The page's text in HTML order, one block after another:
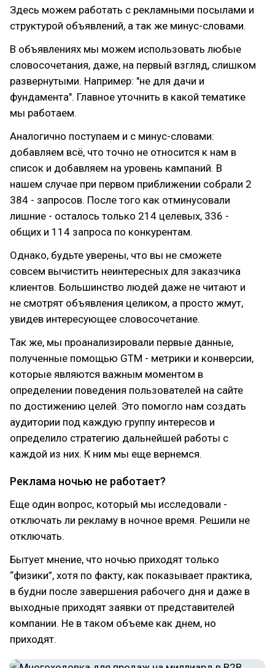
Здесь можем работать с рекламными посылами и
структурой объявлений, а так же минус-словами.
В объявлениях мы можем использовать любые
словосочетания, даже, на первый взгляд, слишком
развернутыми. Например: "не для дачи и
фундамента". Главное уточнить в какой тематике
мы работаем.
Аналогично поступаем и с минус-словами:
добавляем всё, что точно не относится к нам в
список и добавляем на уровень кампаний. В
нашем случае при первом приближении собрали 2
384 - запросов. После того как отминусовали
лишние - осталось только 214 целевых, 336 -
общих и 114 запроса по конкурентам.
Однако, будьте уверены, что вы не сможете
совсем вычистить неинтересных для заказчика
клиентов. Большинство людей даже не читают и
не смотрят объявления целиком, а просто жмут,
увидев интересующее словосочетание.
Так же, мы проанализировали первые данные,
полученные помощью GTM - метрики и конверсии,
которые являются важным моментом в
определении поведения пользователей на сайте
по достижению целей. Это помогло нам создать
аудитории под каждую группу интересов и
определило стратегию дальнейшей работы с
каждой из них. К ним мы еще вернемся.
Реклама ночью не работает?
Еще один вопрос, который мы исследовали -
отключать ли рекламу в ночное время. Решили не
отключать.
Бытует мнение, что ночью приходят только
“физики”, хотя по факту, как показывает практика,
в будни после завершения рабочего дня и даже в
выходные приходят заявки от представителей
компании. Не в таком объеме как днем, но
приходят.